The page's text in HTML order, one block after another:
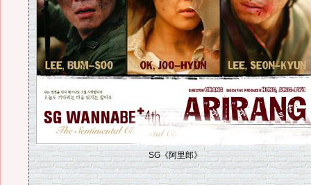
SG《阿里郎》